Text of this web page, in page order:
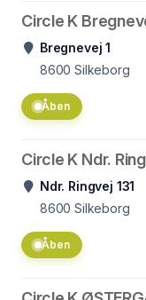
Circle K
Bregnevej 1
8600 Silkeborg
Åben
Circle K Ndr.
Ndr. Ringvej 131
8600 Silkeborg
Åben